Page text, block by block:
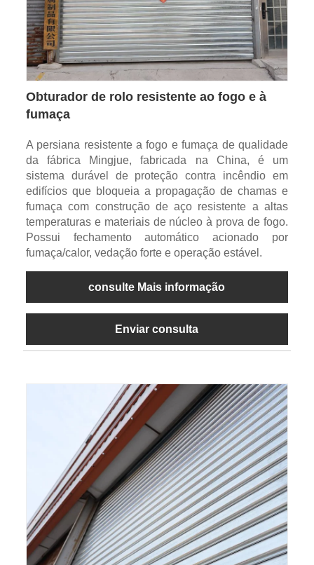
Obturador de rolo resistente ao fogo e à
fumaça
A persiana resistente a fogo e fumaça de qualidade
da fábrica Mingjue, fabricada na China, é um
sistema durável de proteção contra incêndio em
edifícios que bloqueia a propagação de chamas e
fumaça com construção de aço resistente a altas
temperaturas e materiais de núcleo à prova de fogo.
Possui fechamento automático acionado por
fumaça/calor, vedação forte e operação estável.
consulte Mais informação
Enviar consulta